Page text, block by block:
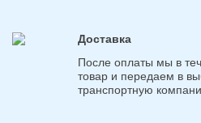
Доставка
После оплаты мы в
товар и передаем в
транспортную